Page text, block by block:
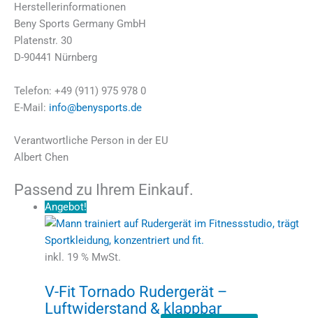
Herstellerinformationen
Beny Sports Germany GmbH
Platenstr. 30
D-90441 Nürnberg
Telefon: +49 (911) 975 978 0
E-Mail: info@benysports.de
Verantwortliche Person in der EU
Albert Chen
Passend zu Ihrem Einkauf.
Angebot!
inkl. 19 % MwSt.
V-Fit Tornado Rudergerät –
Luftwiderstand & klappbar